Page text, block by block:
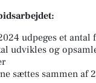
udpeges et
udvikles og
sættes sammen af